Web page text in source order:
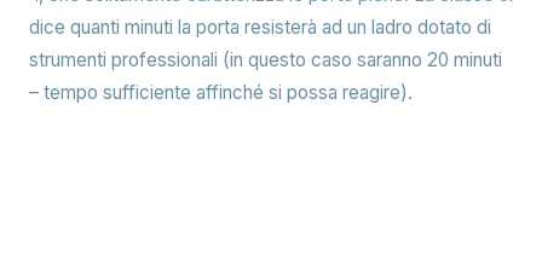
dice quanti minuti la porta resisterà ad un ladro dotato di
strumenti professionali (in questo caso saranno 20 minuti
– tempo sufficiente affinché si possa reagire).